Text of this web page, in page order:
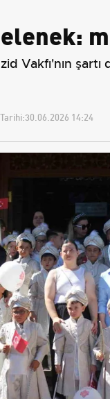
Vakfı'nın
30.06.2026 14:24